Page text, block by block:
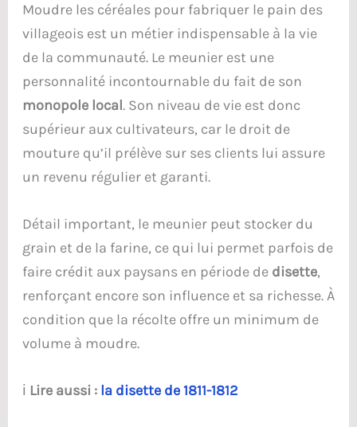
Moudre les céréales pour fabriquer le pain des
villageois est un métier indispensable à la vie
de la communauté. Le meunier est une
personnalité incontournable du fait de son
monopole local. Son niveau de vie est donc
supérieur aux cultivateurs, car le droit de
mouture qu’il prélève sur ses clients lui assure
un revenu régulier et garanti.
Détail important, le meunier peut stocker du
grain et de la farine, ce qui lui permet parfois de
faire crédit aux paysans en période de disette,
renforçant encore son influence et sa richesse. À
condition que la récolte offre un minimum de
volume à moudre.
ℹ️ Lire aussi : la disette de 1811-1812